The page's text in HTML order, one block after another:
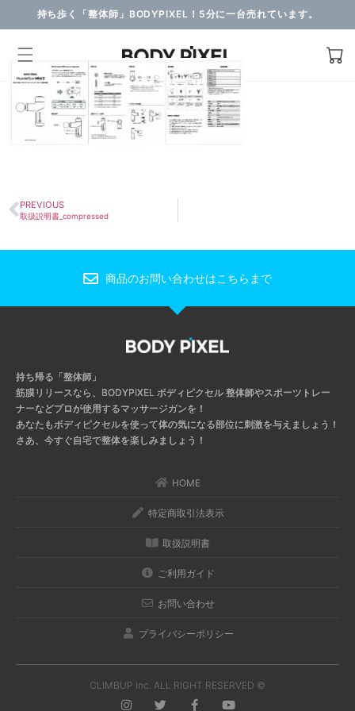
持ち歩く「整体師」BODYPIXEL！5分に一台売れています。
PREVIOUS
取扱説明書_compressed
商品のお問い合わせはこちらまで
持ち帰る「整体師」
筋膜リリースなら、BODYPIXEL ボディピクセル 整体師やスポーツトレー
ナーなどプロが使用するマッサージガンを！
あなたもボディピクセルを使って体の気になる部位に刺激を与えましょう！
さあ、今すぐ自宅で整体を楽しみましょう！
HOME
特定商取引法表示
取扱説明書
ご利用ガイド
お問い合わせ
プライバシーポリシー
CLIMBUP inc. ALL RIGHT RESERVED ©